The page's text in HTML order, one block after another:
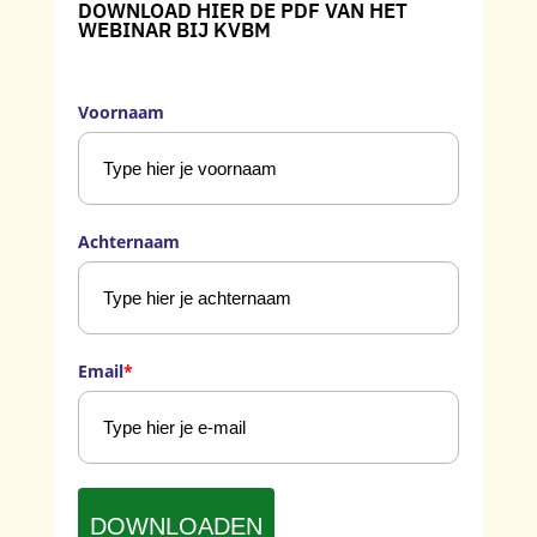
DOWNLOAD HIER DE PDF VAN HET
WEBINAR BIJ KVBM
Voornaam
Achternaam
Email*
DOWNLOADEN